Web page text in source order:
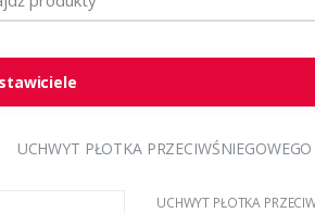
UCHWYT PŁOTKA
UCHWYT PŁOTKA